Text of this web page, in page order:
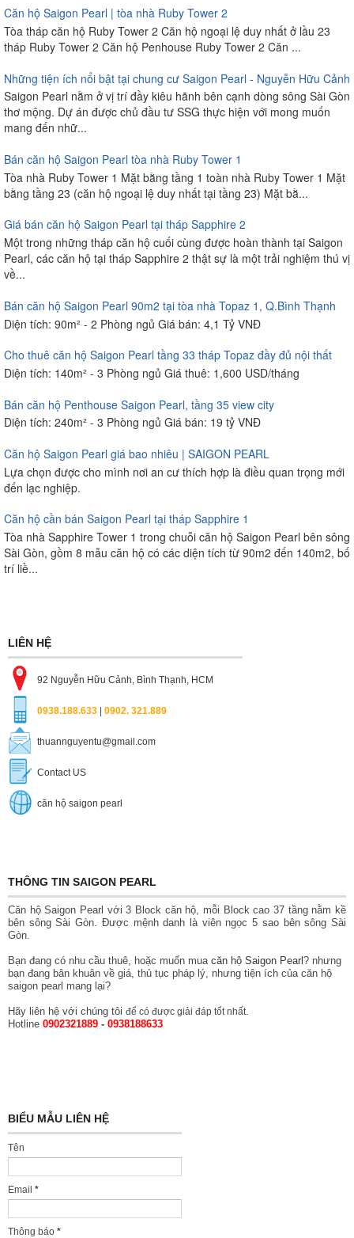
Căn hộ Saigon Pearl | tòa nhà Ruby Tower 2
Tòa tháp căn hộ Ruby Tower 2 Căn hộ ngoại lệ duy nhất ở lầu 23
tháp Ruby Tower 2 Căn hộ Penhouse Ruby Tower 2 Căn ...
Những tiện ích nổi bật tại chung cư Saigon Pearl - Nguyễn Hữu Cảnh
Saigon Pearl nằm ở vị trí đầy kiêu hãnh bên cạnh dòng sông Sài Gòn
thơ mộng. Dự án được chủ đầu tư SSG thực hiện với mong muốn
mang đến nhữ...
Bán căn hộ Saigon Pearl tòa nhà Ruby Tower 1
Tòa nhà Ruby Tower 1 Mặt bằng tầng 1 toàn nhà Ruby Tower 1 Mặt
bằng tầng 23 (căn hộ ngoại lệ duy nhất tại tầng 23) Mặt bằ...
Giá bán căn hộ Saigon Pearl tại tháp Sapphire 2
Một trong những tháp căn hộ cuối cùng được hoàn thành tại Saigon
Pearl, các căn hộ tại tháp Sapphire 2 thật sự là một trải nghiệm thú vị
về...
Bán căn hộ Saigon Pearl 90m2 tại tòa nhà Topaz 1, Q.Bình Thạnh
Diện tích: 90m² - 2 Phòng ngủ Giá bán: 4,1 Tỷ VNĐ
Cho thuê căn hộ Saigon Pearl tầng 33 tháp Topaz đầy đủ nội thất
Diện tích: 140m² - 3 Phòng ngủ Giá thuê: 1,600 USD/tháng
Bán căn hộ Penthouse Saigon Pearl, tầng 35 view city
Diện tích: 240m² - 3 Phòng ngủ Giá bán: 19 tỷ VNĐ
Căn hộ Saigon Pearl giá bao nhiêu | SAIGON PEARL
Lựa chọn được cho mình nơi an cư thích hợp là điều quan trọng mới
đến lạc nghiệp.
Căn hộ cần bán Saigon Pearl tại tháp Sapphire 1
Tòa nhà Sapphire Tower 1 trong chuỗi căn hộ Saigon Pearl bên sông
Sài Gòn, gồm 8 mẫu căn hộ có các diện tích từ 90m2 đến 140m2, bố
trí liề...
LIÊN HỆ
92 Nguyễn Hữu Cảnh, Bình Thạnh, HCM
0938.188.633 0902. 321.889
thuannguyentu@gmail.com
Contact US
căn hộ saigon pearl
THÔNG TIN SAIGON PEARL
Căn hộ Saigon Pearl với 3 Block căn hộ, mỗi Block cao 37 tầng nằm kề
bên sông Sài Gòn. Được mệnh danh là viên ngọc 5 sao bên sông Sài
Gòn.
Bạn đang có nhu cầu thuê, hoặc muốn mua căn hộ Saigon Pearl ? nhưng
bạn đang bân khuân về giá, thủ tục pháp lý, nhưng tiện ích của căn hộ
saigon pearl mang lại?
Hãy liên hệ với chúng tôi để có được giải đáp tốt nhất.
Hotline 0902321889 - 0938188633
BIỂU MẪU LIÊN HỆ
Tên
Email *
Thông báo *